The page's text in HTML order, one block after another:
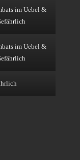
im Uebel &
im Uebel &